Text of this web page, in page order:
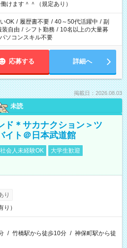
けます＾＾（規定あり）
OK / 履歴書不要 / 40～50代活躍中 / 副
装自由 / シフト勤務 / 10名以上の大量募
パソコンスキル不要
応募する 詳細へ
掲載日：2026.08.03
未読
ド＊サカナクション＞ツ
イト＠日本武道館
社会人未経験OK
大学生歓迎
り
り）
/ 竹橋駅から徒歩10分 / 神保町駅から徒